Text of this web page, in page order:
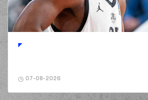
07-08-2026